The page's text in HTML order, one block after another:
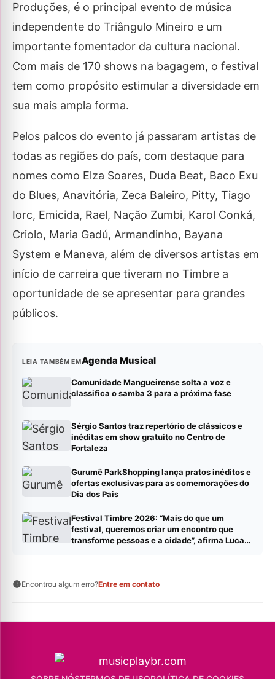
Produções, é o principal evento de música
independente do Triângulo Mineiro e um
importante fomentador da cultura nacional.
Com mais de 170 shows na bagagem, o festival
tem como propósito estimular a diversidade em
sua mais ampla forma.
Pelos palcos do evento já passaram artistas de
todas as regiões do país, com destaque para
nomes como Elza Soares, Duda Beat, Baco Exu
do Blues, Anavitória, Zeca Baleiro, Pitty, Tiago
Iorc, Emicida, Rael, Nação Zumbi, Karol Conká,
Criolo, Maria Gadú, Armandinho, Bayana
System e Maneva, além de diversos artistas em
início de carreira que tiveram no Timbre a
oportunidade de se apresentar para grandes
públicos.
LEIA TAMBÉM EMAgenda Musical
Comunidade Mangueirense solta a voz e
classifica o samba 3 para a próxima fase
Sérgio Santos traz repertório de clássicos e
inéditas em show gratuito no Centro de
Fortaleza
Gurumê ParkShopping lança pratos inéditos e
ofertas exclusivas para as comemorações do
Dia dos Pais
Festival Timbre 2026: “Mais do que um
festival, queremos criar um encontro que
transforme pessoas e a cidade”, afirma Lucas
Encontrou algum erro?Entre em contato